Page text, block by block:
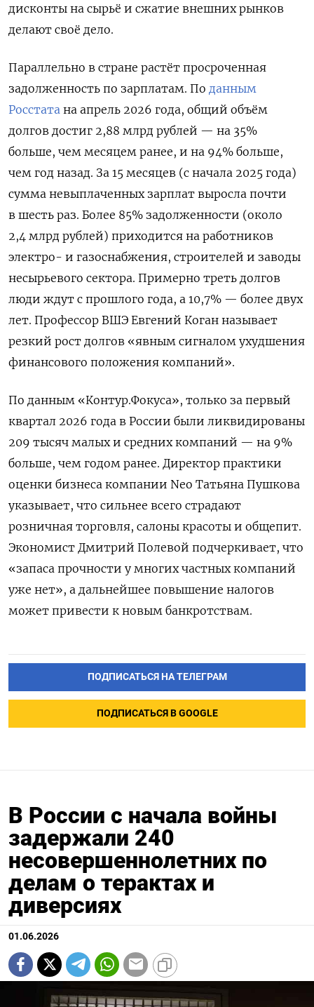
дисконты на сырьё и сжатие внешних рынков
делают своё дело.
Параллельно в стране растёт просроченная
задолженность по зарплатам. По данным
Росстата на апрель 2026 года, общий объём
долгов достиг 2,88 млрд рублей — на 35%
больше, чем месяцем ранее, и на 94% больше,
чем год назад. За 15 месяцев (с начала 2025 года)
сумма невыплаченных зарплат выросла почти
в шесть раз. Более 85% задолженности (около
2,4 млрд рублей) приходится на работников
электро- и газоснабжения, строителей и заводы
несырьевого сектора. Примерно треть долгов
люди ждут с прошлого года, а 10,7% — более двух
лет. Профессор ВШЭ Евгений Коган называет
резкий рост долгов «явным сигналом ухудшения
финансового положения компаний».
По данным «Контур.Фокуса», только за первый
квартал 2026 года в России были ликвидированы
209 тысяч малых и средних компаний — на 9%
больше, чем годом ранее. Директор практики
оценки бизнеса компании Neo Татьяна Пушкова
указывает, что сильнее всего страдают
розничная торговля, салоны красоты и общепит.
Экономист Дмитрий Полевой подчеркивает, что
«запаса прочности у многих частных компаний
уже нет», а дальнейшее повышение налогов
может привести к новым банкротствам.
ПОДПИСАТЬСЯ НА ТЕЛЕГРАМ
ПОДПИСАТЬСЯ В GOOGLE
В России с начала войны
задержали 240
несовершеннолетних по
делам о терактах и
диверсиях
01.06.2026